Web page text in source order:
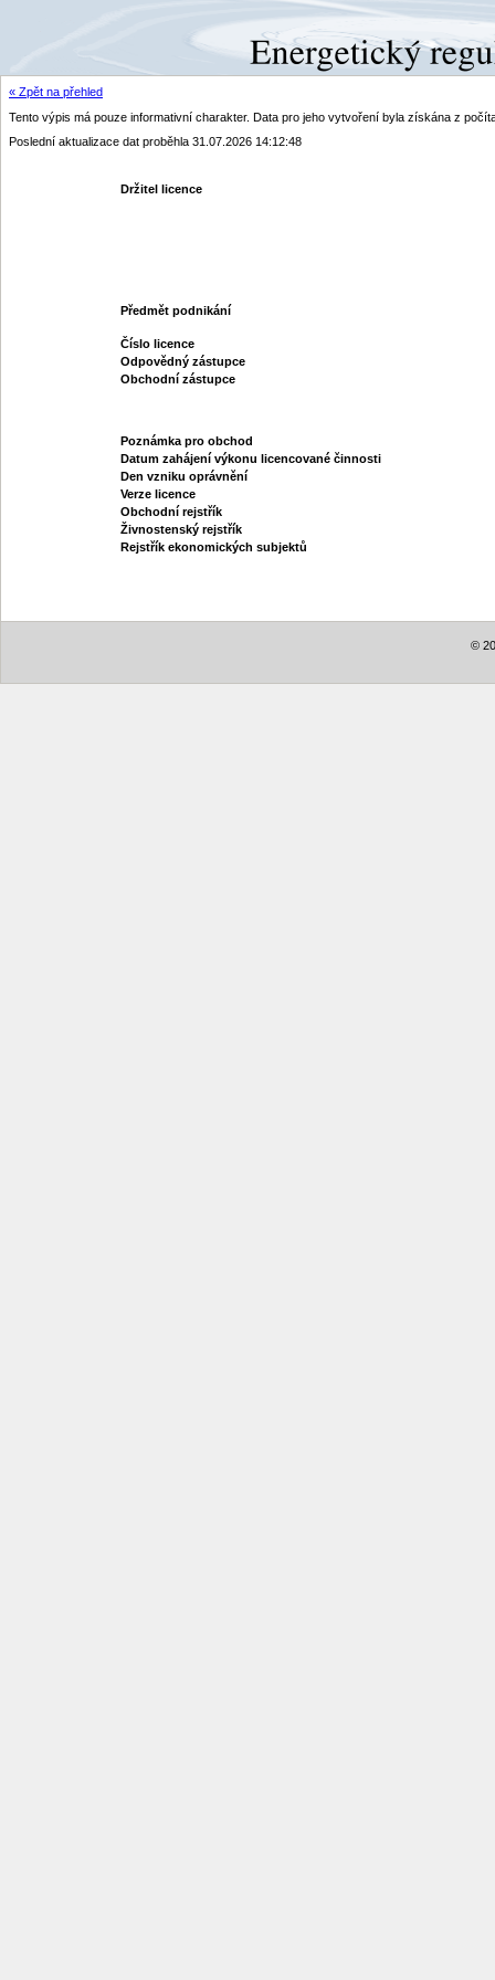
« Zpět na přehled
Tento výpis má pouze informativní charakter. Data pro jeho vytvoření byla získána z
Poslední aktualizace dat proběhla 31.07.2026 14:12:48
Držitel licence
Předmět podnikání
Číslo licence
Odpovědný zástupce
Obchodní zástupce
Poznámka pro obchod
Datum zahájení výkonu licencované činnosti
Den vzniku oprávnění
Verze licence
Obchodní rejstřík
Živnostenský rejstřík
Rejstřík ekonomických subjektů
©